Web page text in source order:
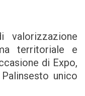
valorizzazione
territoriale e
di Expo,
unico